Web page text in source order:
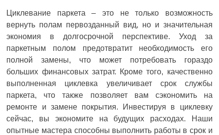
Циклевание паркета – это не только возможность
вернуть полам первозданный вид, но и значительная
экономия в долгосрочной перспективе. Уход за
паркетным полом предотвратит необходимость его
полной замены, что может потребовать гораздо
больших финансовых затрат. Кроме того, качественно
выполненная циклевка увеличивает срок службы
паркета, что также позволяет вам сэкономить на
ремонте и замене покрытия. Инвестируя в циклевку
сейчас, вы экономите на будущих расходах. Наши
опытные мастера способны выполнить работы в срок и